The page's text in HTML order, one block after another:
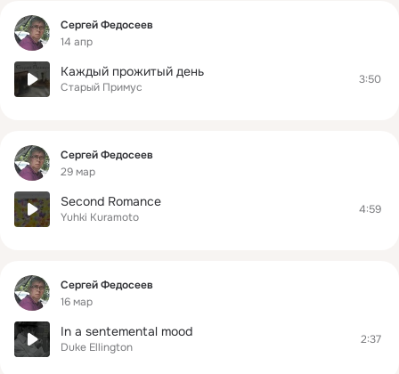
Фид
Сергей Федосеев
14 апр
Каждый прожитый день
Старый Примус
3:50
Фид
Сергей Федосеев
29 мар
Second Romance
Yuhki Kuramoto
4:59
Фид
Сергей Федосеев
16 мар
In a sentemental mood
Duke Ellington
2:37